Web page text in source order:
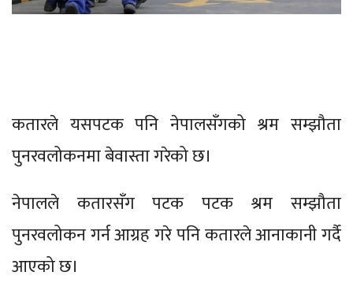
कतारले यसपटक पनि नेपालसँगको श्रम सम्झौता
पुनरवलोकनमा बेवास्ता गरेको छ।
नेपालले कतारसँग पटक पटक श्रम सम्झौता
पुनरवलोकन गर्न आग्रह गरे पनि कतारले आनाकानी गर्दै
आएको छ।